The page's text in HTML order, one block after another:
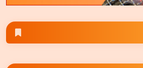
七輪焼肉 安安 旭川末広店
北海道旭川市末広1条 7丁目